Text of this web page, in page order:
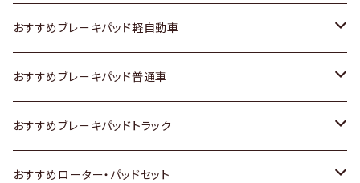
スズキ
日産
いすゞ
ダイハツ
ホンダ
スズキ
日産
いすゞ
トヨタ
スズキ
日産
いすゞ
おすすめブレーキパッド軽自動車
トヨタ
ホンダ
スズキ
おすすめブレーキパッド普通車
トヨタ
ホンダ
おすすめブレーキパッドトラック
トヨタ
おすすめローター・パッドセット